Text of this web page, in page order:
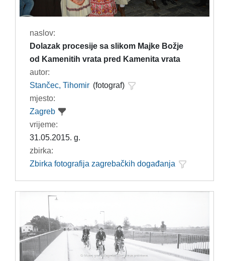
naslov:
Dolazak procesije sa slikom Majke Božje
od Kamenitih vrata pred Kamenita vrata
autor:
Stančec, Tihomir (fotograf)
mjesto:
Zagreb
vrijeme:
31.05.2015. g.
zbirka:
Zbirka fotografija zagrebačkih događanja